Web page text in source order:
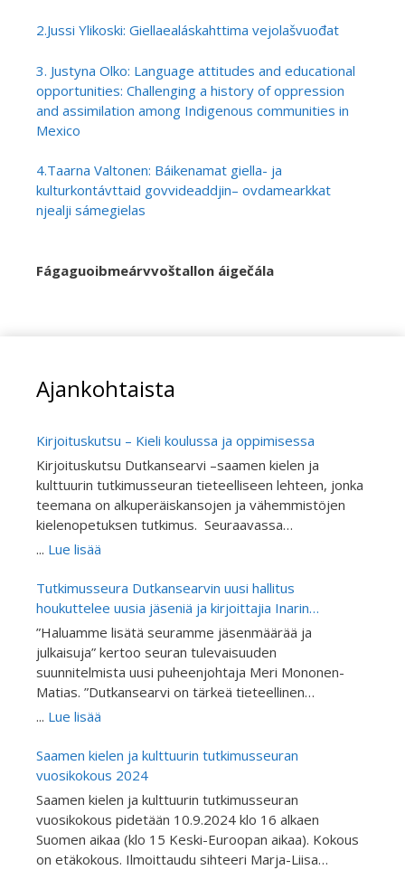
2.Jussi Ylikoski: Giellaealáskahttima vejolašvuođat
3. Justyna Olko: Language attitudes and educational
opportunities: Challenging a history of oppression
and assimilation among Indigenous communities in
Mexico
4.Taarna Valtonen: Báikenamat giella- ja
kulturkontávttaid govvideaddjin– ovdamearkkat
njealji sámegielas
Fágaguoibmeárvvoštallon áigečála
Ajankohtaista
Kirjoituskutsu – Kieli koulussa ja oppimisessa
Kirjoituskutsu Dutkansearvi –saamen kielen ja
kulttuurin tutkimusseuran tieteelliseen lehteen, jonka
teemana on alkuperäiskansojen ja vähemmistöjen
kielenopetuksen tutkimus. Seuraavassa
Dutkansearvin tieteellinen aikausilehden
alkuperäiskansojen ja vähemmistöjen koulututkimusta
kieltenopetuksen näkökulmasta. Julkaisu on
vertaisarvioitu. Kutsumme tutkijoita ja asiantuntijoita
kirjoittamaan artikkeleita alkuperäiskansojen ja
vähemmistöjen kieltenopetuksen ja kielitietoisen
opetuksen tutkimuksen teemanumeroon “Giella
oppimisessa”. Teemanumeron toimittavat FT Inker-
Hanna Outakoski ja professori Pigga Keskitalo.
Artikkelit voivat käsitellä: Kielitietoisuutta
Vähemmistökielten opetusta Alkuperäiskansakielten
opetusta Toisen tai vieraan kielen opetusta
Kielenoppimisen tukirakenteet opetuksessa ( engl.
scaffolding) Kieltenopetuksen metodeja
... Lue lisää
Tutkimusseura Dutkansearvin uusi hallitus
houkuttelee uusia jäseniä ja kirjoittajia Inarin
kirjoitusretriitillä
”Haluamme lisätä seuramme jäsenmäärää ja
julkaisuja” kertoo seuran tulevaisuuden
suunnitelmista uusi puheenjohtaja Meri Mononen-
Matias. ”Dutkansearvi on tärkeä tieteellinen
tietolähde ja Suomen ainoa saameksikin julkaiseva
saamen ja muiden alkuperäiskansojen kielen ja
kulttuurintutkimuksesta tieteellisiä artikkeleja
kirjoittavia tutkijoita tulemaan jäseniksemme,
kirjoittamaan ja ehdottamaan mielenkiintoisia
teemoja tuleviin julkaisuihimme.”
... Lue lisää
Saamen kielen ja kulttuurin tutkimusseuran
vuosikokous 2024
Saamen kielen ja kulttuurin tutkimusseuran
vuosikokous pidetään 10.9.2024 klo 16 alkaen
Suomen aikaa (klo 15 Keski-Euroopan aikaa). Kokous
on etäkokous. Ilmoittaudu sihteeri Marja-Liisa